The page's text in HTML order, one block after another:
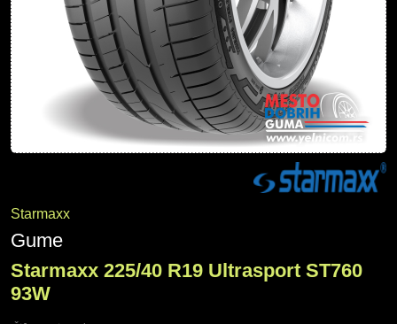
Starmaxx
Gume
Starmaxx 225/40 R19 Ultrasport ST760
93W